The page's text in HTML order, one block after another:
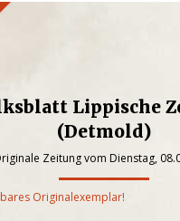
Lippische
(Detmold)
Zeitung vom Dienstag,
Originalexemplar!